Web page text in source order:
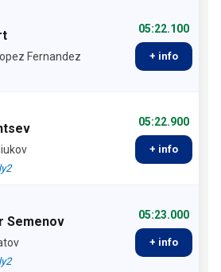
Fernandez
05:22.100
+ info
05:22.900
+ info
Semenov 05:23.000
+ info